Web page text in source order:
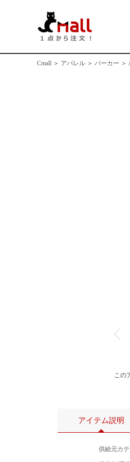
Cmall ＞ アパレル ＞ パーカー ＞
この
アイテム説明
供給元カテ